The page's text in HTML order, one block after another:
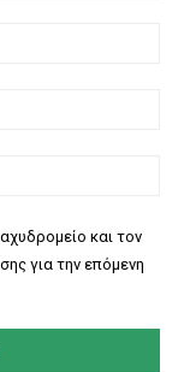
και τον
για την επόμενη